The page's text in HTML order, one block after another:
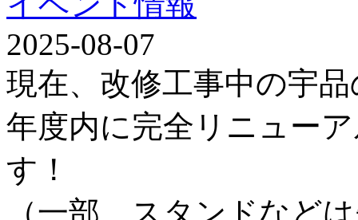
2025-08-07
現在、改修工事中の宇
年度内に完全リニュー
す！
（一部、スタンドなど